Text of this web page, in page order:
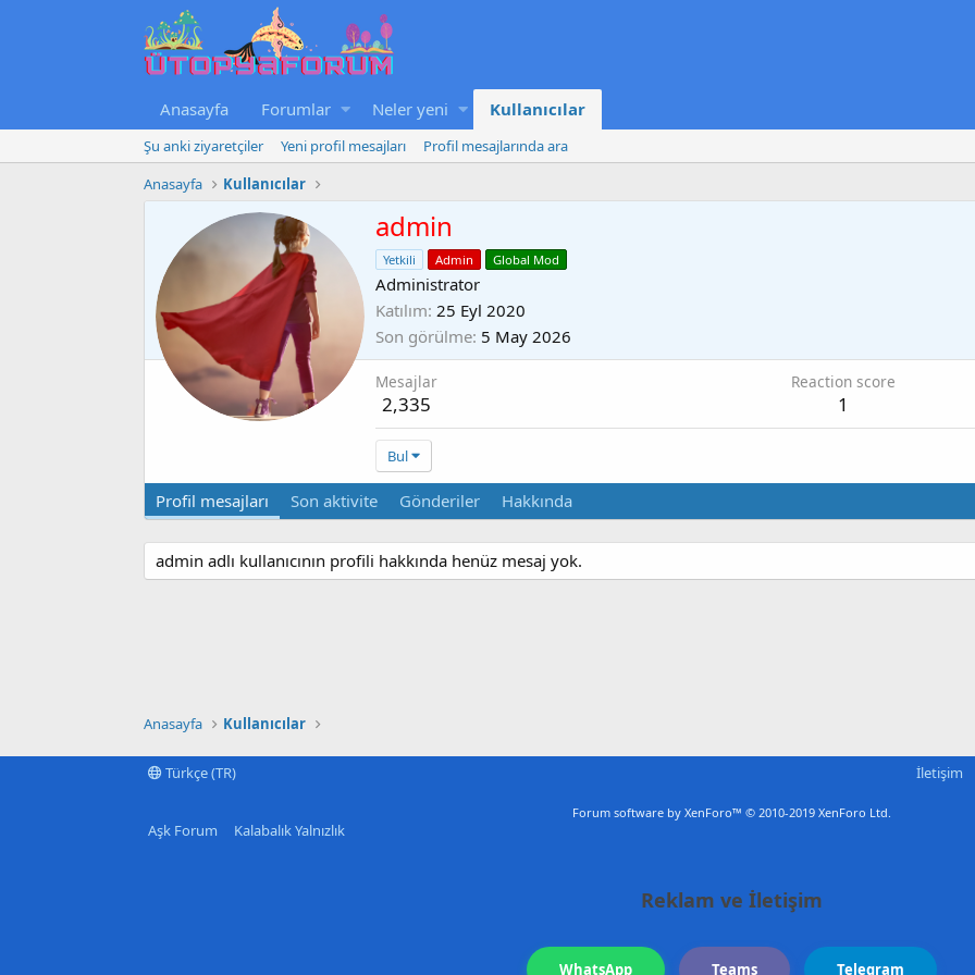
Anasayfa Forumlar Neler yeni Kullanıcılar
Şu anki ziyaretçiler Yeni profil mesajları
Profil mesajlarında ara
Anasayfa
Kullanıcılar
admin
Yetkili Admin Global Mod
Administrator
Katılım 25 Eyl 2020
Son görülme 5 May 2026
Mesajlar
2,335
Reaction score
1
Bul
Profil mesajları Son aktivite Gönderiler Hakkında
admin adlı kullanıcının profili hakkında henüz mesaj yok.
Anasayfa Kullanıcılar
Türkçe (TR) İletişim
Forum software by XenForo™ © 2010-2019 XenForo Ltd.
Aşk Forum Kalabalık Yalnızlık
Reklam ve İletişim
WhatsApp Teams Telegram